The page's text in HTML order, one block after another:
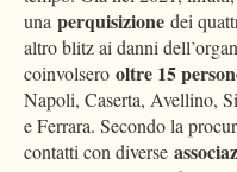
una perquisizione dei
altro blitz ai danni
coinvolsero oltre 15
Napoli, Caserta, Avellino,
e Ferrara. Secondo la
contatti con diverse